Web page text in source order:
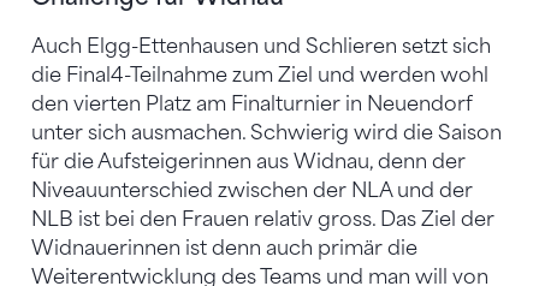
Auch Elgg-Ettenhausen und Schlieren setzt sich
die Final4-Teilnahme zum Ziel und werden wohl
den vierten Platz am Finalturnier in Neuendorf
unter sich ausmachen. Schwierig wird die Saison
für die Aufsteigerinnen aus Widnau, denn der
Niveauunterschied zwischen der NLA und der
NLB ist bei den Frauen relativ gross. Das Ziel der
Widnauerinnen ist denn auch primär die
Weiterentwicklung des Teams und man will von